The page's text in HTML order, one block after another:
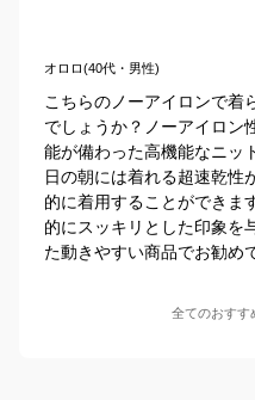
オロロ(40代・男性)
こちらのノーアイロンで着
でしょうか？ノーアイロン
能が備わった高機能なニッ
日の朝には着れる超速乾性
的に着用することができま
的にスッキリとした印象を
た動きやすい商品でお勧め
全てのおすす